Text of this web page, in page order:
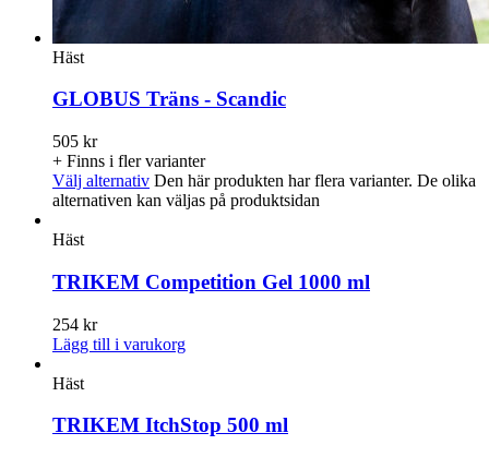
Häst
GLOBUS Träns - Scandic
505 kr
+ Finns i fler varianter
Välj alternativ Den här produkten har flera varianter. De olika
alternativen kan väljas på produktsidan
Häst
TRIKEM Competition Gel 1000 ml
254 kr
Lägg till i varukorg
Häst
TRIKEM ItchStop 500 ml